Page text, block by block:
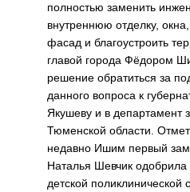
полностью заменить
внутреннюю отделку,
фасад и благоустроить
главой города Фёдором
решение обратиться за
данного вопроса к
Якушеву и в департамент
Тюменской области.
недавно Ишим первый
Наталья Шевчик
детской поликлинической